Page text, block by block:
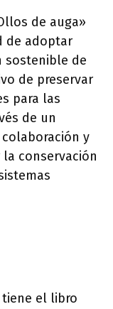
de auga»
de adoptar
sostenible de
de preservar
para las
de un
y
conservación
el libro